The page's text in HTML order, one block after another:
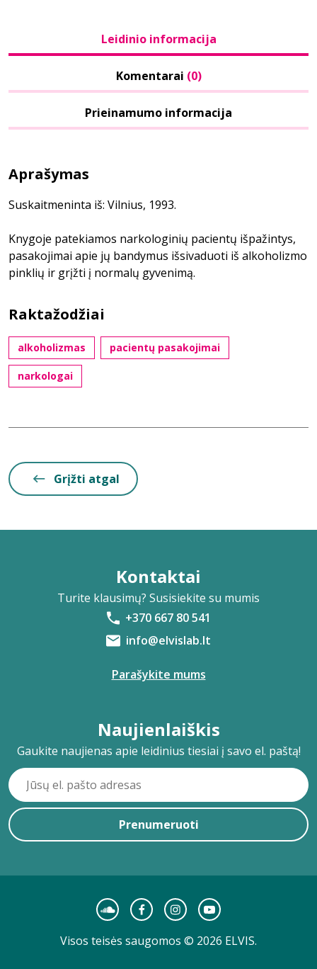
Leidinio informacija
Komentarai (0)
Prieinamumo informacija
Aprašymas
Suskaitmeninta iš: Vilnius, 1993.
Knygoje patekiamos narkologinių pacientų išpažintys,
pasakojimai apie jų bandymus išsivaduoti iš alkoholizmo
pinklių ir grįžti į normalų gyvenimą.
Raktažodžiai
alkoholizmas pacientų pasakojimai
narkologai
Grįžti atgal
Kontaktai
Turite klausimų? Susisiekite su mumis
+370 667 80 541
info@elvislab.lt
Parašykite mums
Naujienlaiškis
Gaukite naujienas apie leidinius tiesiai į savo el. paštą!
Prenumeruoti
Visos teisės saugomos © 2026 ELVIS.